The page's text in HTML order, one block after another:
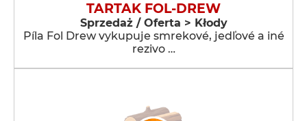
TARTAK FOL-DREW
Sprzedaż / Oferta > Kłody
Píla Fol Drew vykupuje smrekové, jedľové a iné
rezivo …